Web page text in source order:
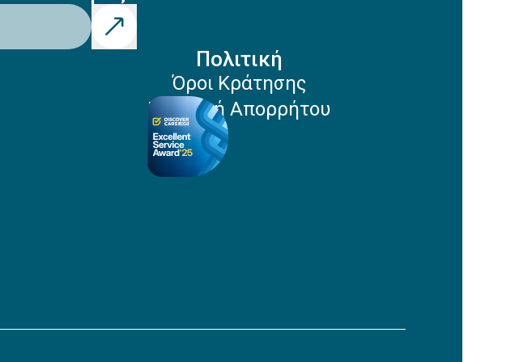
Πολιτική
Όροι Κράτησης
Πολιτική Απορρήτου